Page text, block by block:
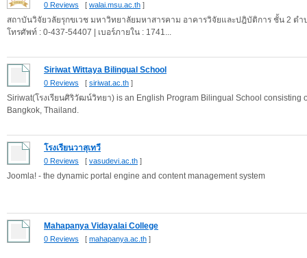
0 Reviews [ walai.msu.ac.th ]
สถาบันวิจัยวลัยรุกขเวช มหาวิทยาลัยมหาสารคาม อาคารวิจัยและปฎิบัติการ ชั้น 2 ต
โทรศัพท์ : 0-437-54407 | เบอร์ภายใน : 1741...
Siriwat Wittaya Bilingual School
0 Reviews [ siriwat.ac.th ]
Siriwat(โรงเรียนศิริวัฒน์วิทยา) is an English Program Bilingual School consisting
Bangkok, Thailand.
โรงเรียนวาสุเทวี
0 Reviews [ vasudevi.ac.th ]
Joomla! - the dynamic portal engine and content management system
Mahapanya Vidayalai College
0 Reviews [ mahapanya.ac.th ]